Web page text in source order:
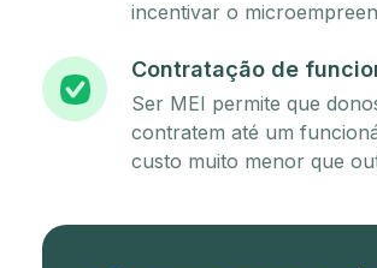
incentivar o
Contratação de
Ser MEI permite que
contratem até um
custo muito menor que